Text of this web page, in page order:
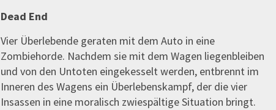
Dead End
Vier Überlebende geraten mit dem Auto in eine
Zombiehorde. Nachdem sie mit dem Wagen liegenbleiben
und von den Untoten eingekesselt werden, entbrennt im
Inneren des Wagens ein Überlebenskampf, der die vier
Insassen in eine moralisch zwiespältige Situation bringt.